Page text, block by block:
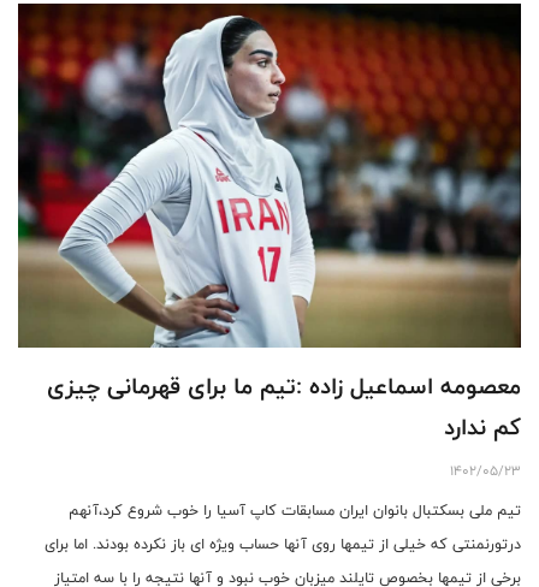
معصومه اسماعیل زاده :تیم ما برای قهرمانی چیزی
کم ندارد
1402/05/23
تیم ملی بسکتبال بانوان ایران مسابقات کاپ آسیا را خوب شروع کرد،آنهم
درتورنمنتی که خیلی از تیمها روی آنها حساب ویژه ای باز نکرده بودند. اما برای
برخی از تیمها بخصوص تایلند میزبان خوب نبود و آنها نتیجه را با سه امتیاز